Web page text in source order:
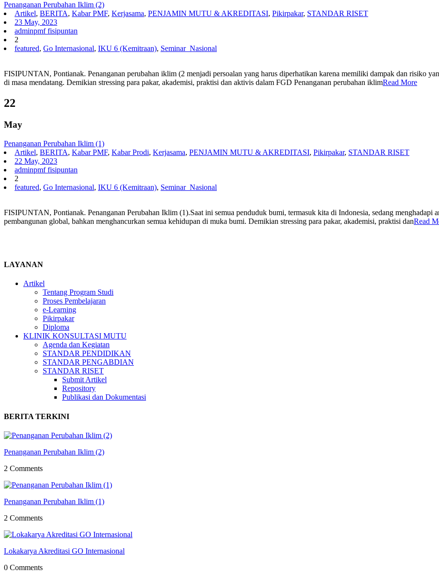
Penanganan Perubahan Iklim (2)
Artikel, BERITA, Kabar PMF, Kerjasama, PENJAMIN MUTU & AKREDITASI, Pikirpakar, STANDAR RISET
23 May, 2023
adminpmf fisipuntan
2
featured, Go Internasional, IKU 6 (Kemitraan), Seminar_Nasional
FISIPUNTAN, Pontianak. Penanganan perubahan iklim (2 menjadi persoalan yang harus diperhatikan karena memiliki dampak dan risiko
di masa mendatang. Demikian stressing para pakar, akademisi, praktisi dan aktivis dalam FGD Penanganan perubahan iklimRead More
22
May
Penanganan Perubahan Iklim (1)
Artikel, BERITA, Kabar PMF, Kabar Prodi, Kerjasama, PENJAMIN MUTU & AKREDITASI, Pikirpakar, STANDAR RISET
22 May, 2023
adminpmf fisipuntan
2
featured, Go Internasional, IKU 6 (Kemitraan), Seminar_Nasional
FISIPUNTAN, Pontianak. Penanganan Perubahan Iklim (1).Saat ini semua penduduk bumi, termasuk kita di Indonesia, sedang menghadapi
pembangunan global, bahkan menghancurkan semua kehidupan di muka bumi. Demikian stressing para pakar, akademisi, praktisi danRead
LAYANAN
Artikel
Tentang Program Studi
Proses Pembelajaran
e-Learning
Pikirpakar
Diploma
KLINIK KONSULTASI MUTU
Agenda dan Kegiatan
STANDAR PENDIDIKAN
STANDAR PENGABDIAN
STANDAR RISET
Submit Artikel
Repository
Publikasi dan Dokumentasi
BERITA TERKINI
Penanganan Perubahan Iklim (2)
2 Comments
Penanganan Perubahan Iklim (1)
2 Comments
Lokakarya Akreditasi GO Internasional
0 Comments